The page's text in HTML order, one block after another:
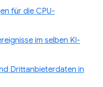
für die CPU-
im selben KI-
Drittanbieterdaten in